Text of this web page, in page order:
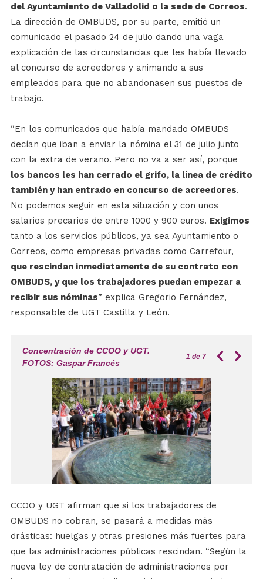
del Ayuntamiento de Valladolid o la sede de Correos.
La dirección de OMBUDS, por su parte, emitió un
comunicado el pasado 24 de julio dando una vaga
explicación de las circunstancias que les había llevado
al concurso de acreedores y animando a sus
empleados para que no abandonasen sus puestos de
trabajo.
“En los comunicados que había mandado OMBUDS
decían que iban a enviar la nómina el 31 de julio junto
con la extra de verano. Pero no va a ser así, porque
los bancos les han cerrado el grifo, la línea de crédito
también y han entrado en concurso de acreedores.
No podemos seguir en esta situación y con unos
salarios precarios de entre 1000 y 900 euros. Exigimos
tanto a los servicios públicos, ya sea Ayuntamiento o
Correos, como empresas privadas como Carrefour,
que rescindan inmediatamente de su contrato con
OMBUDS, y que los trabajadores puedan empezar a
recibir sus nóminas” explica Gregorio Fernández,
responsable de UGT Castilla y León.
Concentración de CCOO y UGT.
FOTOS: Gaspar Francés
1 de 7
CCOO y UGT afirman que si los trabajadores de
OMBUDS no cobran, se pasará a medidas más
drásticas: huelgas y otras presiones más fuertes para
que las administraciones públicas rescindan. “Según la
nueva ley de contratación de administraciones por